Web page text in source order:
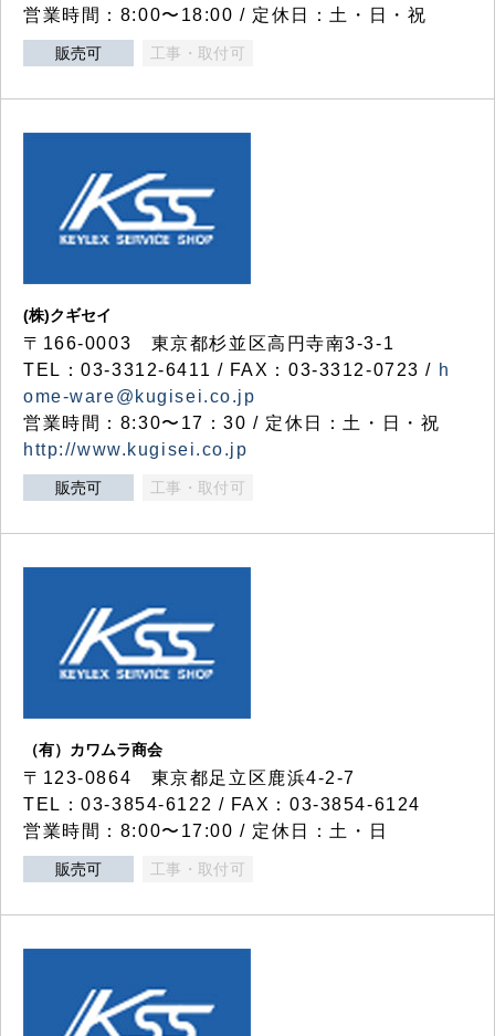
営業時間：8:00〜18:00 / 定休日：土・日・祝
販売可 工事・取付可
(株)クギセイ
〒166-0003 東京都杉並区高円寺南3-3-1
TEL：03-3312-6411 / FAX：03-3312-0723 / h
ome-ware@kugisei.co.jp
営業時間：8:30〜17：30 / 定休日：土・日・祝
http://www.kugisei.co.jp
販売可 工事・取付可
（有）カワムラ商会
〒123-0864 東京都足立区鹿浜4-2-7
TEL：03-3854-6122 / FAX：03-3854-6124
営業時間：8:00〜17:00 / 定休日：土・日
販売可 工事・取付可